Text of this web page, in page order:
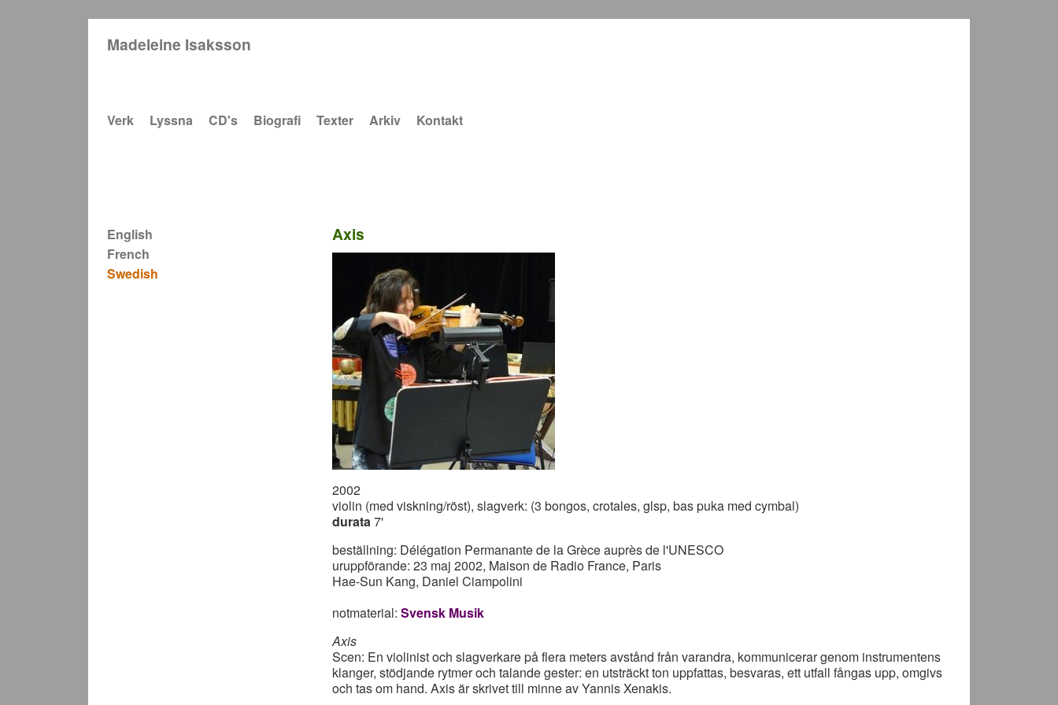
Madeleine Isaksson
Main navigation
Verk Lyssna CD's Biografi Texter Arkiv Kontakt
English
French
Swedish
Axis
2002
violin (med viskning/röst), slagverk: (3 bongos, crotales, glsp, bas puka med cymbal)
durata7'
beställning: Délégation Permanante de la Grèce auprès de l'UNESCO
uruppförande: 23 maj 2002, Maison de Radio France, Paris
Hae-Sun Kang, Daniel Ciampolini
notmaterial: Svensk Musik
Axis
Scen: En violinist och slagverkare på flera meters avstånd från varandra, kommunicerar genom instrumentens
klanger, stödjande rytmer och talande gester: en utsträckt ton uppfattas, besvaras, ett utfall fångas upp, omgivs
och tas om hand. Axis är skrivet till minne av Yannis Xenakis.